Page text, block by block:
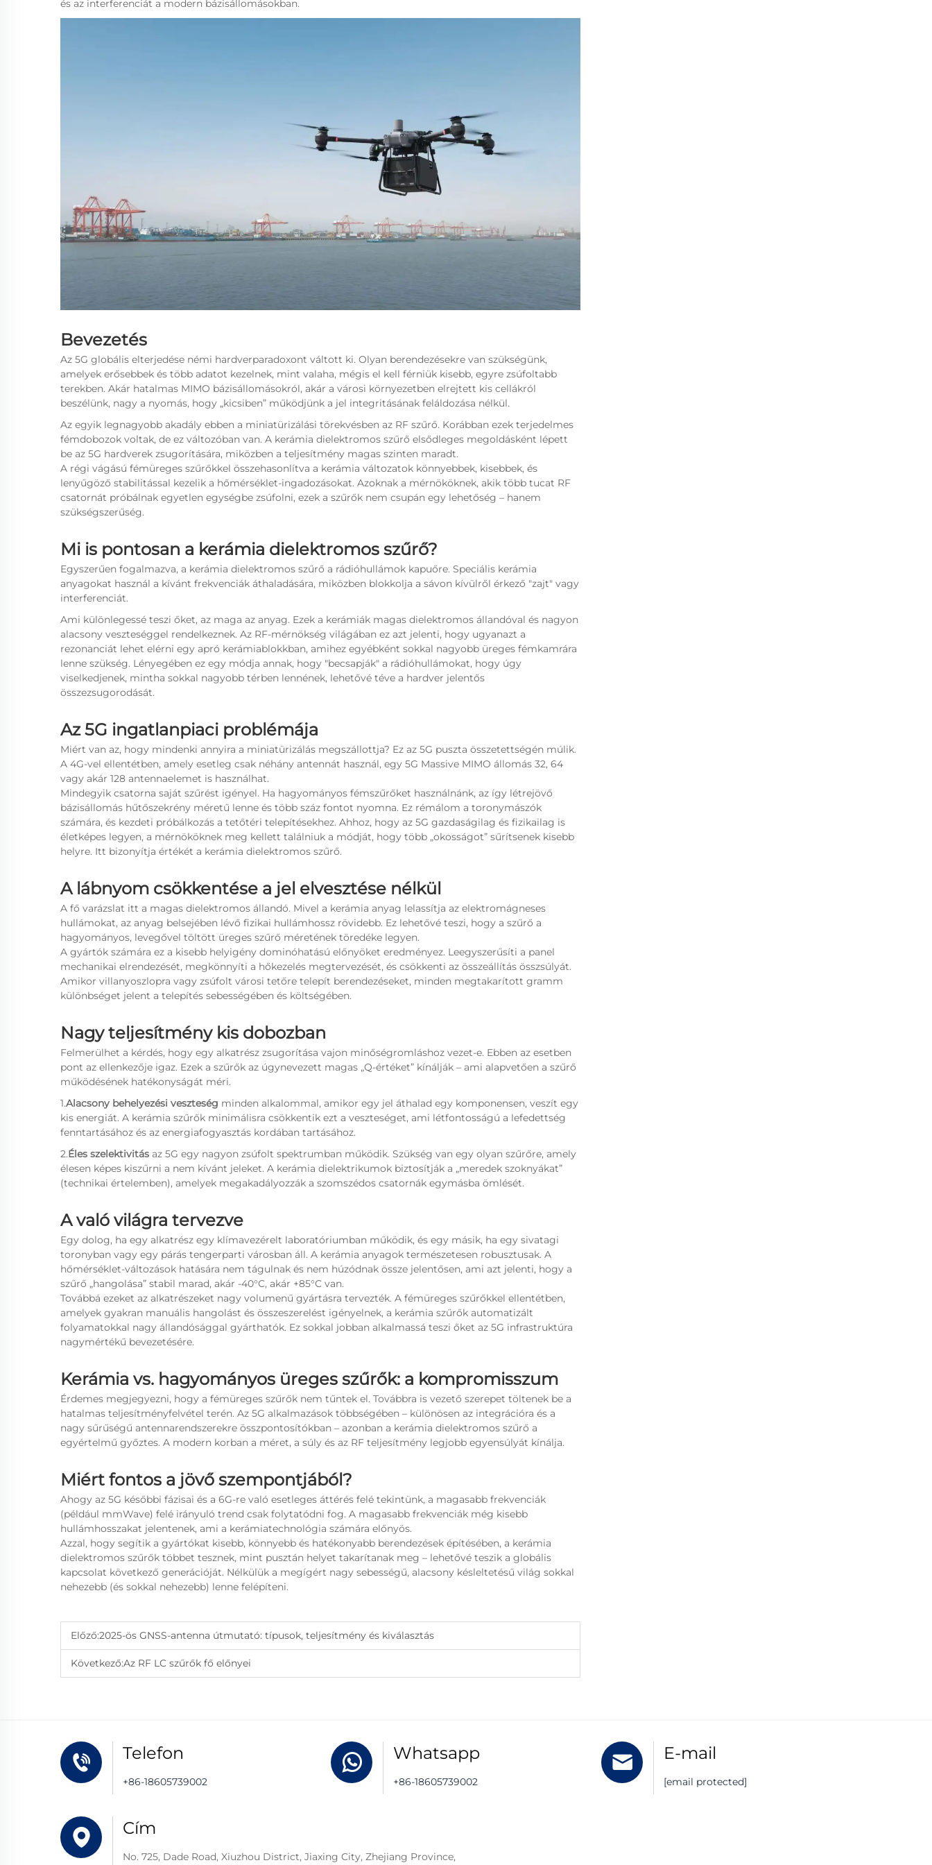
és az interferenciát a modern bázisállomásokban.
Bevezetés
Az 5G globális elterjedése némi hardverparadoxont váltott ki. Olyan berendezésekre van szükségünk,
amelyek erősebbek és több adatot kezelnek, mint valaha, mégis el kell férniük kisebb, egyre zsúfoltabb
terekben. Akár hatalmas MIMO bázisállomásokról, akár a városi környezetben elrejtett kis cellákról
beszélünk, nagy a nyomás, hogy „kicsiben” működjünk a jel integritásának feláldozása nélkül.
Az egyik legnagyobb akadály ebben a miniatürizálási törekvésben az RF szűrő. Korábban ezek terjedelmes
fémdobozok voltak, de ez változóban van. A kerámia dielektromos szűrő elsődleges megoldásként lépett
be az 5G hardverek zsugorítására, miközben a teljesítmény magas szinten maradt.
A régi vágású fémüreges szűrőkkel összehasonlítva a kerámia változatok könnyebbek, kisebbek, és
lenyűgöző stabilitással kezelik a hőmérséklet-ingadozásokat. Azoknak a mérnököknek, akik több tucat RF
csatornát próbálnak egyetlen egységbe zsúfolni, ezek a szűrők nem csupán egy lehetőség – hanem
szükségszerűség.
Mi is pontosan a kerámia dielektromos szűrő?
Egyszerűen fogalmazva, a kerámia dielektromos szűrő a rádióhullámok kapuőre. Speciális kerámia
anyagokat használ a kívánt frekvenciák áthaladására, miközben blokkolja a sávon kívülről érkező "zajt" vagy
interferenciát.
Ami különlegessé teszi őket, az maga az anyag. Ezek a kerámiák magas dielektromos állandóval és nagyon
alacsony veszteséggel rendelkeznek. Az RF-mérnökség világában ez azt jelenti, hogy ugyanazt a
rezonanciát lehet elérni egy apró kerámiablokkban, amihez egyébként sokkal nagyobb üreges fémkamrára
lenne szükség. Lényegében ez egy módja annak, hogy "becsapják" a rádióhullámokat, hogy úgy
viselkedjenek, mintha sokkal nagyobb térben lennének, lehetővé téve a hardver jelentős
összezsugorodását.
Az 5G ingatlanpiaci problémája
Miért van az, hogy mindenki annyira a miniatürizálás megszállottja? Ez az 5G puszta összetettségén múlik.
A 4G-vel ellentétben, amely esetleg csak néhány antennát használ, egy 5G Massive MIMO állomás 32, 64
vagy akár 128 antennaelemet is használhat.
Mindegyik csatorna saját szűrést igényel. Ha hagyományos fémszűrőket használnánk, az így létrejövő
bázisállomás hűtőszekrény méretű lenne és több száz fontot nyomna. Ez rémálom a toronymászók
számára, és kezdeti próbálkozás a tetőtéri telepítésekhez. Ahhoz, hogy az 5G gazdaságilag és fizikailag is
életképes legyen, a mérnököknek meg kellett találniuk a módját, hogy több „okosságot” sűrítsenek kisebb
helyre. Itt bizonyítja értékét a kerámia dielektromos szűrő.
A lábnyom csökkentése a jel elvesztése nélkül
A fő varázslat itt a magas dielektromos állandó. Mivel a kerámia anyag lelassítja az elektromágneses
hullámokat, az anyag belsejében lévő fizikai hullámhossz rövidebb. Ez lehetővé teszi, hogy a szűrő a
hagyományos, levegővel töltött üreges szűrő méretének töredéke legyen.
A gyártók számára ez a kisebb helyigény dominóhatású előnyöket eredményez. Leegyszerűsíti a panel
mechanikai elrendezését, megkönnyíti a hőkezelés megtervezését, és csökkenti az összeállítás összsúlyát.
Amikor villanyoszlopra vagy zsúfolt városi tetőre telepít berendezéseket, minden megtakarított gramm
különbséget jelent a telepítés sebességében és költségében.
Nagy teljesítmény kis dobozban
Felmerülhet a kérdés, hogy egy alkatrész zsugorítása vajon minőségromláshoz vezet-e. Ebben az esetben
pont az ellenkezője igaz. Ezek a szűrők az úgynevezett magas „Q-értéket” kínálják – ami alapvetően a szűrő
működésének hatékonyságát méri.
1.Alacsony behelyezési veszteség minden alkalommal, amikor egy jel áthalad egy komponensen, veszít egy
kis energiát. A kerámia szűrők minimálisra csökkentik ezt a veszteséget, ami létfontosságú a lefedettség
fenntartásához és az energiafogyasztás kordában tartásához.
2.Éles szelektivitás az 5G egy nagyon zsúfolt spektrumban működik. Szükség van egy olyan szűrőre, amely
élesen képes kiszűrni a nem kívánt jeleket. A kerámia dielektrikumok biztosítják a „meredek szoknyákat”
(technikai értelemben), amelyek megakadályozzák a szomszédos csatornák egymásba ömlését.
A való világra tervezve
Egy dolog, ha egy alkatrész egy klímavezérelt laboratóriumban működik, és egy másik, ha egy sivatagi
toronyban vagy egy párás tengerparti városban áll. A kerámia anyagok természetesen robusztusak. A
hőmérséklet-változások hatására nem tágulnak és nem húzódnak össze jelentősen, ami azt jelenti, hogy a
szűrő „hangolása” stabil marad, akár -40°C, akár +85°C van.
Továbbá ezeket az alkatrészeket nagy volumenű gyártásra tervezték. A fémüreges szűrőkkel ellentétben,
amelyek gyakran manuális hangolást és összeszerelést igényelnek, a kerámia szűrők automatizált
folyamatokkal nagy állandósággal gyárthatók. Ez sokkal jobban alkalmassá teszi őket az 5G infrastruktúra
nagymértékű bevezetésére.
Kerámia vs. hagyományos üreges szűrők: a kompromisszum
Érdemes megjegyezni, hogy a fémüreges szűrők nem tűntek el. Továbbra is vezető szerepet töltenek be a
hatalmas teljesítményfelvétel terén. Az 5G alkalmazások többségében – különösen az integrációra és a
nagy sűrűségű antennarendszerekre összpontosítókban – azonban a kerámia dielektromos szűrő a
egyértelmű győztes. A modern korban a méret, a súly és az RF teljesítmény legjobb egyensúlyát kínálja.
Miért fontos a jövő szempontjából?
Ahogy az 5G későbbi fázisai és a 6G-re való esetleges áttérés felé tekintünk, a magasabb frekvenciák
(például mmWave) felé irányuló trend csak folytatódni fog. A magasabb frekvenciák még kisebb
hullámhosszakat jelentenek, ami a kerámiatechnológia számára előnyös.
Azzal, hogy segítik a gyártókat kisebb, könnyebb és hatékonyabb berendezések építésében, a kerámia
dielektromos szűrők többet tesznek, mint pusztán helyet takarítanak meg – lehetővé teszik a globális
kapcsolat következő generációját. Nélkülük a megígért nagy sebességű, alacsony késleltetésű világ sokkal
nehezebb (és sokkal nehezebb) lenne felépíteni.
Előző:2025-ös GNSS-antenna útmutató: típusok, teljesítmény és kiválasztás
Következő:Az RF LC szűrők fő előnyei
Telefon
+86-18605739002
Whatsapp
+86-18605739002
E-mail
[email protected]
Cím
No. 725, Dade Road, Xiuzhou District, Jiaxing City, Zhejiang Province,